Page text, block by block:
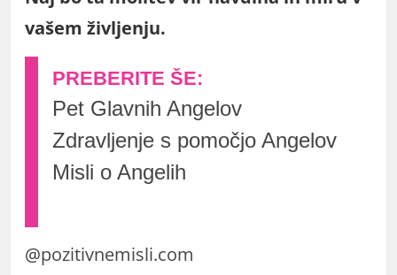
vašem življenju.
Pet Glavnih Angelov
Zdravljenje s pomočjo Angelov
Misli o Angelih
@pozitivnemisli.com